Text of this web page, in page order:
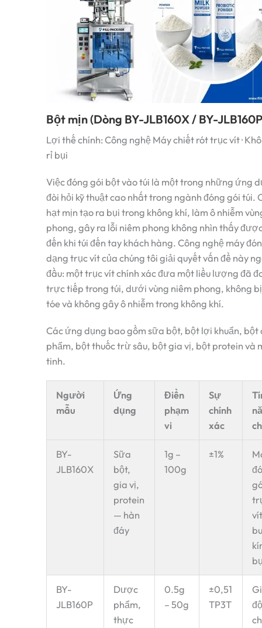
Bột mịn (Dòng BY-JLB160X / BY-
Lợi thế chính: Công nghệ Máy chiết rót trục vít ·
rỉ bụi
Việc đóng gói bột vào túi là một trong những ứng
đòi hỏi kỹ thuật cao nhất trong ngành đóng gói túi.
hạt mịn tạo ra bụi trong không khí, làm ô nhiễm
phong, gây ra lỗi niêm phong không nhìn thấy
đến khi túi đến tay khách hàng. Công nghệ máy
dạng trục vít của chúng tôi giải quyết vấn đề này
đầu: một trục vít chính xác đưa một liều lượng đã
trực tiếp trong túi, dưới vùng niêm phong, không
tóe và không gây ô nhiễm trong không khí.
Các ứng dụng bao gồm sữa bột, bột lợi khuẩn,
phẩm, bột thuốc trừ sâu, bột gia vị, bột protein và
tinh.
Người
mẫu
Ứng
dụng
Điền
phạm
vi
Sự
chính
xác
BY-
JLB160X
Sữa
bột,
gia vị,
protein
— hàn
đáy
1g –
100g
±1%
BY-
JLB160P
Dược
phẩm,
thực
0.5g
– 50g
±0,51
TP3T